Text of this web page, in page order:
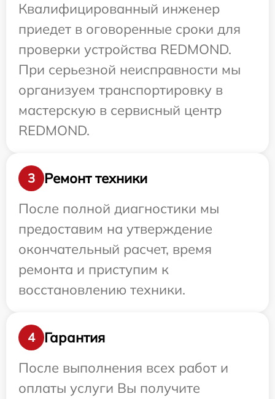
Квалифицированный инженер
приедет в оговоренные сроки для
проверки устройства REDMOND.
При серьезной неисправности мы
организуем транспортировку в
мастерскую в сервисный центр
REDMOND.
3
Ремонт техники
После полной диагностики мы
предоставим на утверждение
окончательный расчет, время
ремонта и приступим к
восстановлению техники.
4
Гарантия
После выполнения всех работ и
оплаты услуги Вы получите